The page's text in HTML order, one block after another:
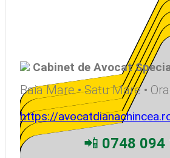
Cabinet de Avocat
Baia Mare • Satu Mare •
https://
📲 0748 094